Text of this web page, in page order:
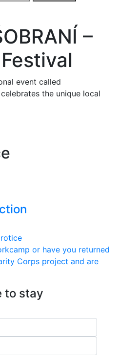
–
event called
the unique local
or have you returned
Corps project and are
to stay